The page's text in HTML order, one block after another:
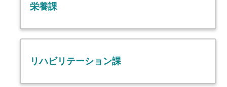
栄養課
リハビリテーション課